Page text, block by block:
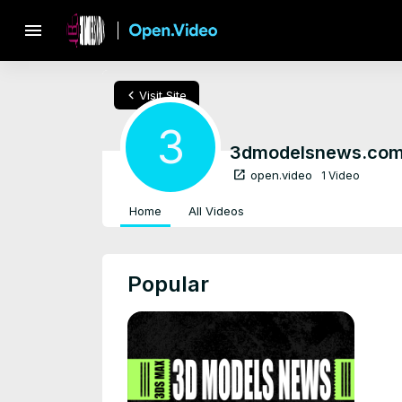
menu
chevron_left Visit Site
3
open_in_new open.video 1 Video
Home All Videos
Popular